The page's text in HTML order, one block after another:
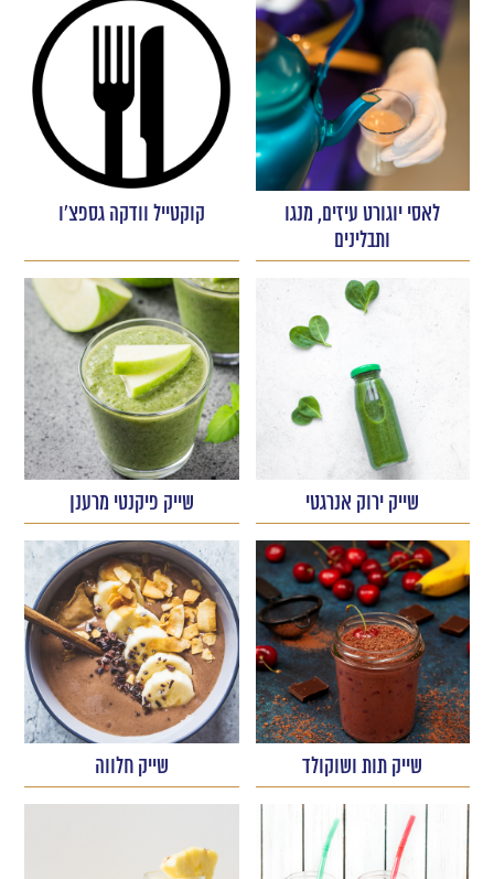
לאסי יוגורט עיזים, מנגו
ותבלינים
קוקטייל וודקה גספצ'ו
שייק ירוק אנרגטי שייק פיקנטי מרענן
שייק תות ושוקולד שייק חלווה